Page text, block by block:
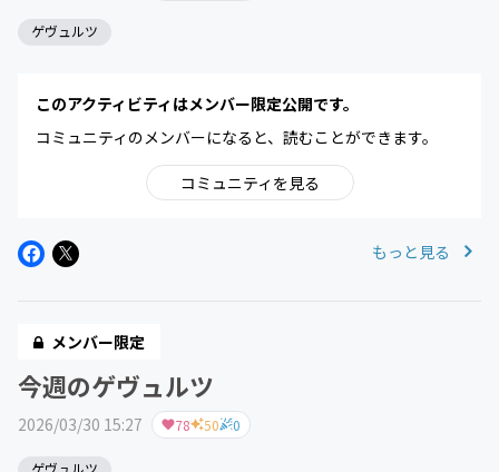
ゲヴュルツ
このアクティビティはメンバー限定公開です。
コミュニティのメンバーになると、読むことができます。
コミュニティを見る
もっと見る
メンバー限定
今週のゲヴュルツ
2026/03/30 15:27 78 50 0
ゲヴュルツ